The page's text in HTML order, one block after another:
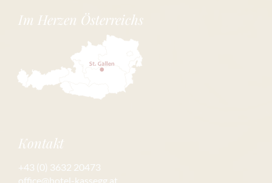
Im Herzen Österreichs
Kontakt
+43 (0) 3632 20473
office@hotel-kassegg.at